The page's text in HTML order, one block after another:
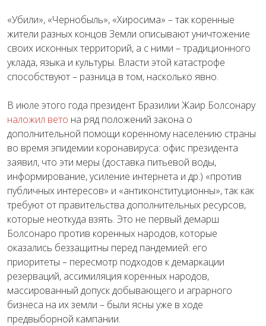
«Убили», «Чернобыль», «Хиросима» – так коренные
жители разных концов Земли описывают уничтожение
своих исконных территорий, а с ними – традиционного
уклада, языка и культуры. Власти этой катастрофе
способствуют – разница в том, насколько явно.
В июле этого года президент Бразилии Жаир Болсонару
наложил вето на ряд положений закона о
дополнительной помощи коренному населению страны
во время эпидемии коронавируса: офис президента
заявил, что эти меры (доставка питьевой воды,
информирование, усиление интернета и др.) «против
публичных интересов» и «антиконституционны», так как
требуют от правительства дополнительных ресурсов,
которые неоткуда взять. Это не первый демарш
Болсонаро против коренных народов, которые
оказались беззащитны перед пандемией: его
приоритеты – пересмотр подходов к демаркации
резерваций, ассимиляция коренных народов,
массированный допуск добывающего и аграрного
бизнеса на их земли – были ясны уже в ходе
предвыборной кампании.